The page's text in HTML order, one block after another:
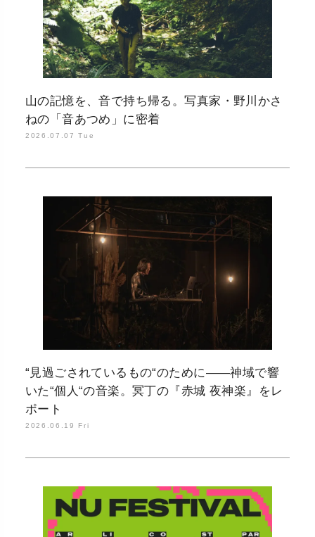
山の記憶を、音で持ち帰る。写真家・野川かさ
ねの「音あつめ」に密着
2026.07.07 Tue
“見過ごされているもの“のために――神域で響
いた“個人“の音楽。冥丁の『赤城 夜神楽』をレ
ポート
2026.06.19 Fri